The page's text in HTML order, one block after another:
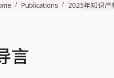
Publications 2025年知识产
言